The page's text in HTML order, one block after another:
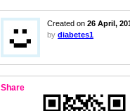
Created on 26 April,
by diabetes1
Share